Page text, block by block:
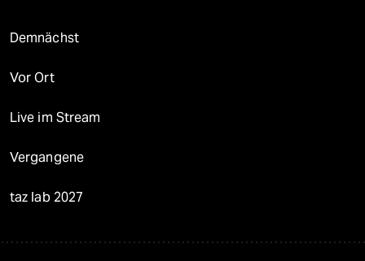
Demnächst
Vor Ort
Live im Stream
Vergangene
taz lab 2027